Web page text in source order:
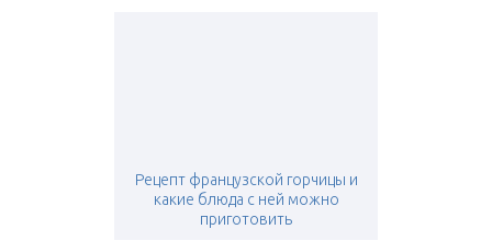
Рецепт французской горчицы и
какие блюда с ней можно
приготовить